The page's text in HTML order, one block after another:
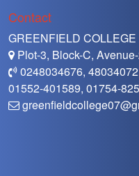
Contact
GREENFIELD COLLEGE
Plot-3, Block-C,
0248034676,
01552-401589, 01754-